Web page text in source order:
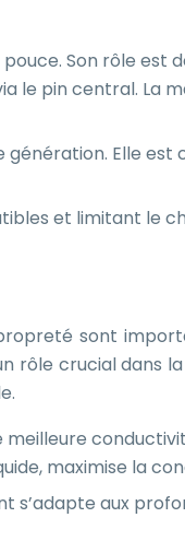
Son rôle est
le pin central. La
Elle est
et limitant le
sont
rôle crucial dans
maximise la
aux